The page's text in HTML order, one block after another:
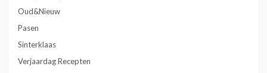
Oud&Nieuw
Pasen
Sinterklaas
Verjaardag Recepten